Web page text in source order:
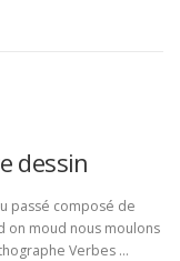
dessin
passé composé de
on moud nous moulons
Verbes …